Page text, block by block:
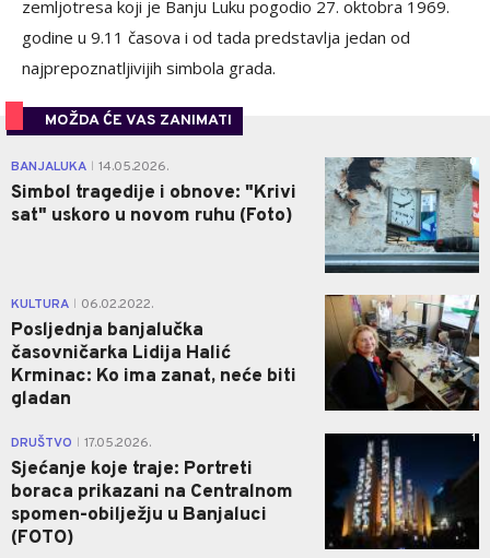
zemljotresa koji je Banju Luku pogodio 27. oktobra 1969.
godine u 9.11 časova i od tada predstavlja jedan od
najprepoznatljivijih simbola grada.
MOŽDA ĆE VAS ZANIMATI
BANJALUKA 14.05.2026.
Simbol tragedije i obnove: "Krivi
sat" uskoro u novom ruhu (Foto)
0
KULTURA 06.02.2022.
Posljednja banjalučka
časovničarka Lidija Halić
Krminac: Ko ima zanat, neće biti
gladan
0
DRUŠTVO 17.05.2026.
Sjećanje koje traje: Portreti
boraca prikazani na Centralnom
spomen-obilježju u Banjaluci
(FOTO)
1